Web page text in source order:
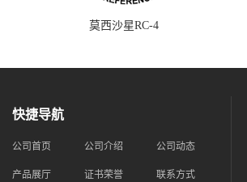
莫西沙星RC-4
快捷导航
公司首页 公司介绍 公司动态
产品展厅 证书荣誉 联系方式